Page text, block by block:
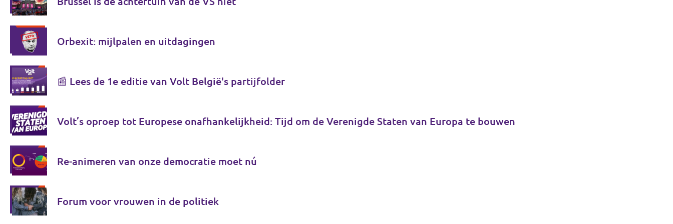
Orbexit: mijlpalen en uitdagingen
📰 Lees de 1e editie van Volt België's partijfolder
Volt’s oproep tot Europese onafhankelijkheid: Tijd om de Verenigde Staten van Europa te bouwen
Re-animeren van onze democratie moet nú
Forum voor vrouwen in de politiek